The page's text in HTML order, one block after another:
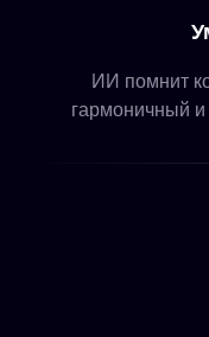
ИИ помнит
гармоничный